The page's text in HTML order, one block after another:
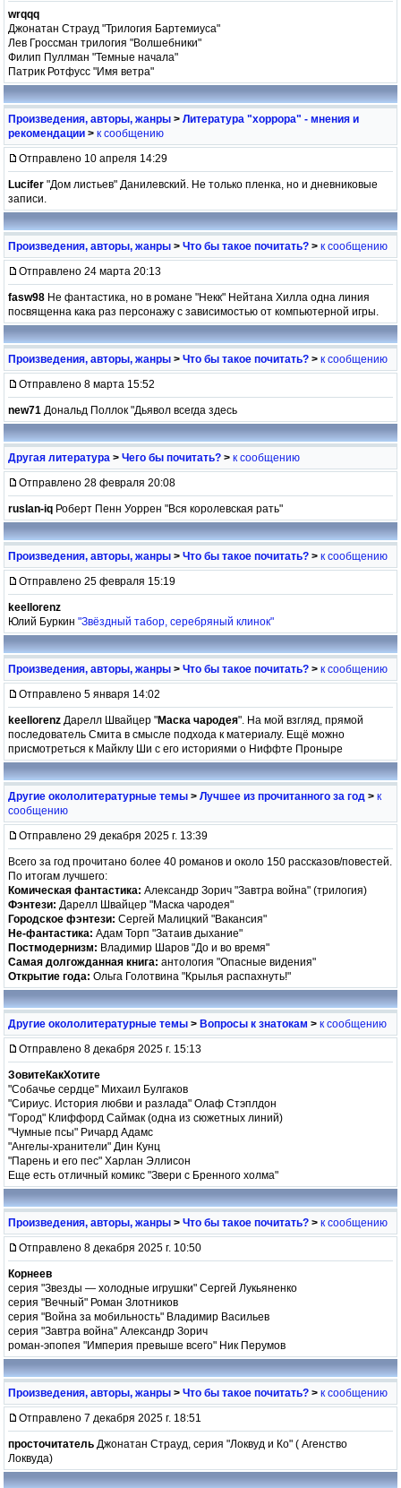
wrqqq
Джонатан Страуд "Трилогия Бартемиуса"
Лев Гроссман трилогия "Волшебники"
Филип Пуллман "Темные начала"
Патрик Ротфусс "Имя ветра"
Произведения, авторы, жанры > Литература "хоррора" - мнения и
рекомендации > к сообщению
Отправлено 10 апреля 14:29
Lucifer "Дом листьев" Данилевский. Не только пленка, но и дневниковые
записи.
Произведения, авторы, жанры > Что бы такое почитать? > к сообщению
Отправлено 24 марта 20:13
fasw98 Не фантастика, но в романе "Некк" Нейтана Хилла одна линия
посвященна кака раз персонажу с зависимостью от компьютерной игры.
Произведения, авторы, жанры > Что бы такое почитать? > к сообщению
Отправлено 8 марта 15:52
new71 Дональд Поллок "Дьявол всегда здесь
Другая литература > Чего бы почитать? > к сообщению
Отправлено 28 февраля 20:08
ruslan-iq Роберт Пенн Уоррен "Вся королевская рать"
Произведения, авторы, жанры > Что бы такое почитать? > к сообщению
Отправлено 25 февраля 15:19
keellorenz
Юлий Буркин "Звёздный табор, серебряный клинок"
Произведения, авторы, жанры > Что бы такое почитать? > к сообщению
Отправлено 5 января 14:02
keellorenz Дарелл Швайцер "Маска чародея". На мой взгляд, прямой
последователь Смита в смысле подхода к материалу. Ещё можно
присмотреться к Майклу Ши с его историями о Ниффте Проныре
Другие окололитературные темы > Лучшее из прочитанного за год > к
сообщению
Отправлено 29 декабря 2025 г. 13:39
Всего за год прочитано более 40 романов и около 150 рассказов/повестей.
По итогам лучшего:
Комическая фантастика: Александр Зорич "Завтра война" (трилогия)
Фэнтези: Дарелл Швайцер "Маска чародея"
Городское фэнтези: Сергей Малицкий "Вакансия"
Не-фантастика: Адам Торп "Затаив дыхание"
Постмодернизм: Владимир Шаров "До и во время"
Самая долгожданная книга: антология "Опасные видения"
Открытие года: Ольга Голотвина "Крылья распахнуть!"
Другие окололитературные темы > Вопросы к знатокам > к сообщению
Отправлено 8 декабря 2025 г. 15:13
ЗовитеКакХотите
"Собачье сердце" Михаил Булгаков
"Сириус. История любви и разлада" Олаф Стэплдон
"Город" Клиффорд Саймак (одна из сюжетных линий)
"Чумные псы" Ричард Адамс
"Ангелы-хранители" Дин Кунц
"Парень и его пес" Харлан Эллисон
Еще есть отличный комикс "Звери с Бренного холма"
Произведения, авторы, жанры > Что бы такое почитать? > к сообщению
Отправлено 8 декабря 2025 г. 10:50
Корнеев
серия "Звезды — холодные игрушки" Сергей Лукьяненко
серия "Вечный" Роман Злотников
серия "Война за мобильность" Владимир Васильев
серия "Завтра война" Александр Зорич
роман-эпопея "Империя превыше всего" Ник Перумов
Произведения, авторы, жанры > Что бы такое почитать? > к сообщению
Отправлено 7 декабря 2025 г. 18:51
просточитатель Джонатан Страуд, серия "Локвуд и Ко" ( Агенство
Локвуда)